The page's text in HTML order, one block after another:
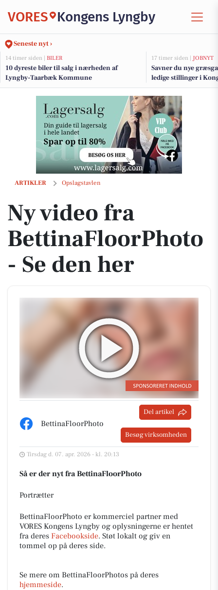
VORES Kongens Lyngby
Seneste nyt ›
14 timer siden | BILER
10 dyreste biler til salg i nærheden af
Lyngby-Taarbæk Kommune
17 timer siden | JOBNYT
Savner du nye
ledige stillinger i
ARTIKLER Opslagstavlen
Ny video fra BettinaFloorPhoto - Se den her
Ny video fra
BettinaFloorPhoto
- Se den her
BettinaFloorPhoto
Del artikel
Besøg virksomheden
Tirsdag d. 07. apr. 2026 - kl. 20:13
Så er der nyt fra BettinaFloorPhoto
Portrætter
BettinaFloorPhoto er kommerciel partner med
VORES Kongens Lyngby og oplysningerne er hentet
fra deres Facebookside. Støt lokalt og giv en
tommel op på deres side.
Se mere om BettinaFloorPhotos på deres
hjemmeside.